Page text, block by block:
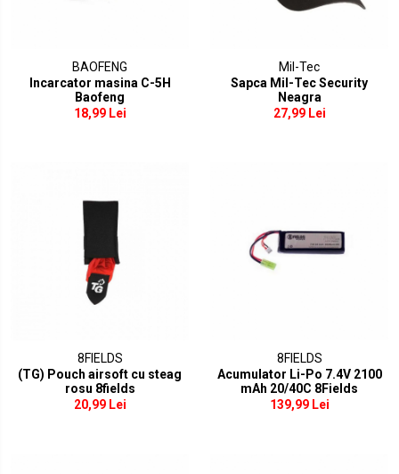
BAOFENG
Incarcator masina C-5H
Baofeng
18,99 Lei
Mil-Tec
Sapca Mil-Tec Security
Neagra
27,99 Lei
8FIELDS
(TG) Pouch airsoft cu steag
rosu 8fields
20,99 Lei
8FIELDS
Acumulator Li-Po 7.4V 2100
mAh 20/40C 8Fields
139,99 Lei